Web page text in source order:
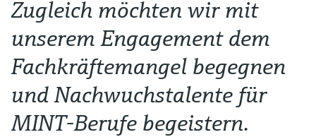
Zugleich möchten wir mit
unserem Engagement dem
Fachkräftemangel begegnen
und Nachwuchstalente für
MINT-Berufe begeistern.